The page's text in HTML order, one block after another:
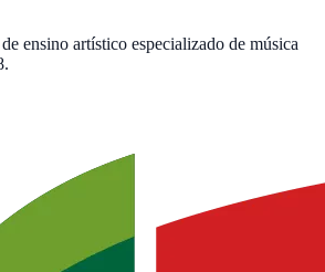
ensino artístico especializado de música